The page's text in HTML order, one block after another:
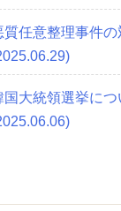
質任意整理事件
国大統領選挙に